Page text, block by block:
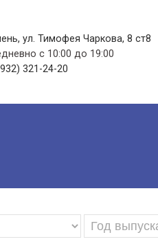
ул. Тимофея Чаркова, 8 ст8
с 10:00 до 19:00
321-24-20